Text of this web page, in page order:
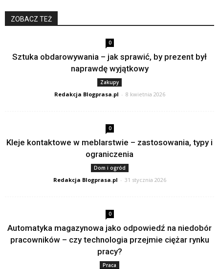
ZOBACZ TEŻ
0
Sztuka obdarowywania – jak sprawić, by prezent był
naprawdę wyjątkowy
Zakupy
Redakcja Blogprasa.pl - 8 kwietnia 2026
0
Kleje kontaktowe w meblarstwie – zastosowania, typy i
ograniczenia
Dom i ogród
Redakcja Blogprasa.pl - 31 stycznia 2026
0
Automatyka magazynowa jako odpowiedź na niedobór
pracowników – czy technologia przejmie ciężar rynku
pracy?
Praca